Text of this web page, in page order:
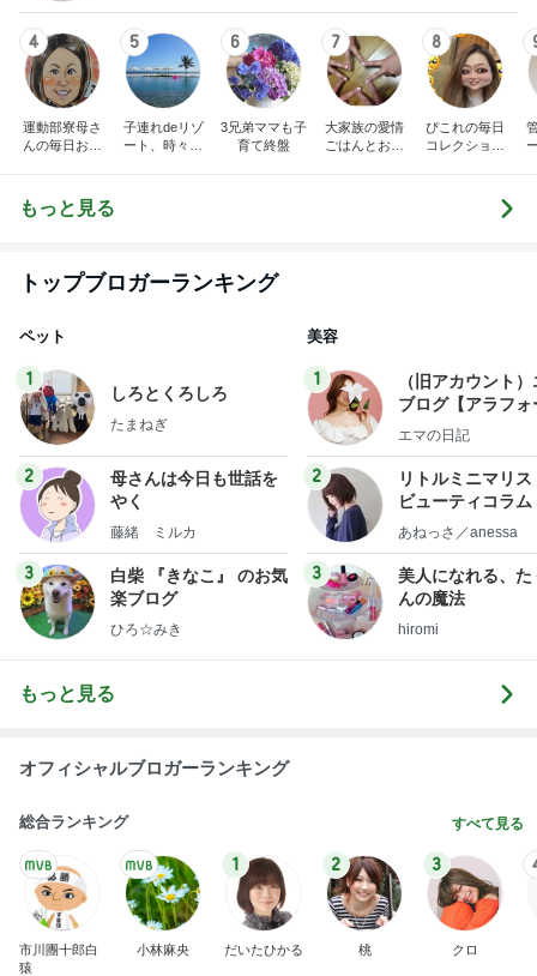
4
運動部寮母さ
んの毎日お弁
5
子連れdeリゾ
ート、時々キ
6
3兄弟ママも子
育て終盤
7
大家族の愛情
ごはんとお弁
8
ぴこれの毎日
コレクション
もっと見る
トップブロガーランキング
ペット
1
しろとくろしろ
たまねぎ
2
母さんは今日も世話を
やく
藤緒 ミルカ
3
白柴 『きなこ』 のお気
楽ブログ
ひろ☆みき
美容
1
（旧アカウント
ブログ【アラフォ
社売却セカンドラ
エマの日記
2
リトルミニマリス
ビューティコラ
little
あねっさ／anessa
3
美人になれる、た
んの魔法
hiromi
もっと見る
オフィシャルブロガーランキング
総合ランキング すべて見る
市川團十郎白
猿
小林麻央
1
だいたひかる
2
桃
3
クロ